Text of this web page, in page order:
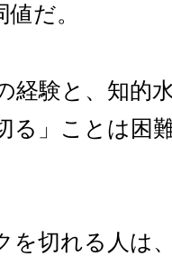
だ。
経験と、知的
る」ことは困
を切れる人は